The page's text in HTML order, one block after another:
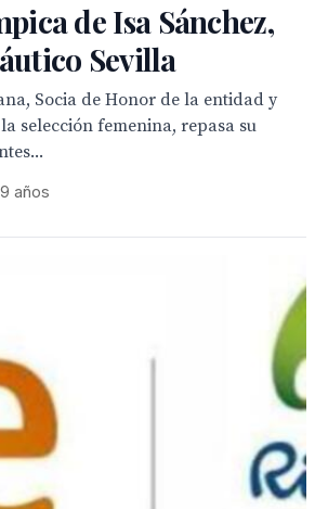
de Isa Sánchez,
Sevilla
Socia de Honor de la entidad y
selección femenina, repasa su
años